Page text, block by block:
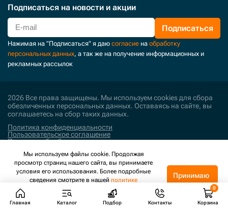
Подписаться на новости и акции
Подписаться
Нажимая на "Подписаться" я даю согласие на обработку
персональных данных, а так же на получение информационных и
рекламных рассылок
2026 Все права защищены. Мы используем cookies для сбора
обезличенных персональных данных. Оставаясь на сайте, вы
соглашаетесь на сбор таких данных.
Политика конфиденциальности
Пользовательское соглашение
Политика обработки персональных данных
Поддержка и развитие
Главная Каталог Подбор Контакты Корзина
Мы используем файлы cookie. Продолжая
просмотр страниц нашего сайта, вы принимаете
условия его использования. Более подробные
сведения смотрите в нашей политике
конфиденциальности.
Принимаю